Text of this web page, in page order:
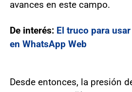
avances en este campo.
De interés: El truco para
en WhatsApp Web
Desde entonces, la presión